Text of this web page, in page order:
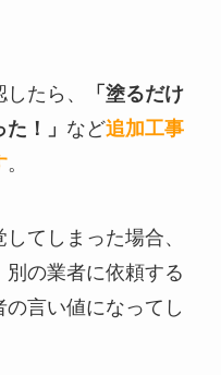
たら、 「 塗るだけ
！」 など追加工事
。
てしまった場合、
別の業者に依頼する
言い値になってし